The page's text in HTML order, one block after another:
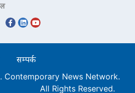
सम्पर्क
News Network.
All Rights Reserved.